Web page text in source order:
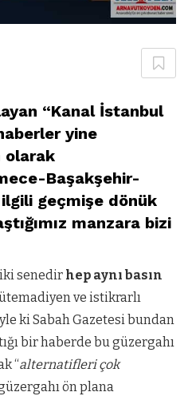
“Kanal İstanbul
yine
olarak
Başakşehir-
geçmişe dönük
manzara bizi
senedir hep aynı basın
ve istikrarlı
ki Sabah Gazetesi bundan
bir haberde bu güzergahı
“alternatifleri çok
ön plana